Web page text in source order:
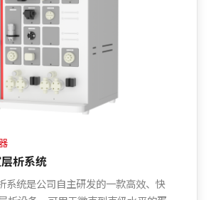
析系统
统是公司自主研发的一款高效、快